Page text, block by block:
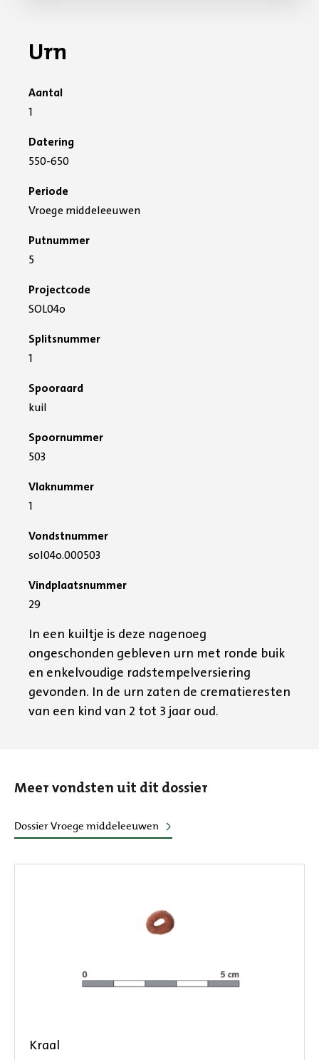
Urn
Aantal
1
Datering
550-650
Periode
Vroege middeleeuwen
Putnummer
5
Projectcode
SOL04o
Splitsnummer
1
Spooraard
kuil
Spoornummer
503
Vlaknummer
1
Vondstnummer
sol04o.000503
Vindplaatsnummer
29
In een kuiltje is deze nagenoeg
ongeschonden gebleven urn met ronde buik
en enkelvoudige radstempelversiering
gevonden. In de urn zaten de crematieresten
van een kind van 2 tot 3 jaar oud.
Meer vondsten uit dit dossier
Dossier Vroege middeleeuwen
Kraal